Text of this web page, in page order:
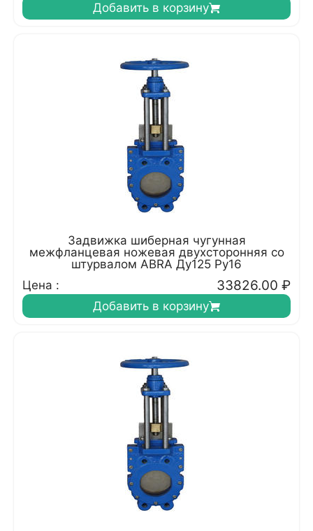
Добавить в корзину
Задвижка шиберная чугунная
межфланцевая ножевая двухсторонняя со
штурвалом ABRA Ду125 Ру16
Цена :
33826.00 ₽
Добавить в корзину